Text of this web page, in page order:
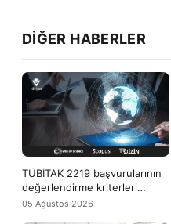
DIĞER HABERLER
TÜBİTAK 2219 başvurularının
değerlendirme kriterleri
arasına WoS ve Scopus
05 Ağustos 2026